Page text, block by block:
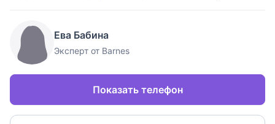
Ева Бабина
Эксперт от Barnes
Показать телефон